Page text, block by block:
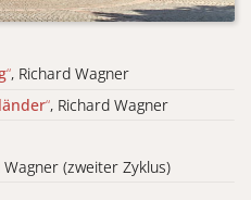
“, Richard Wagner
“, Richard Wagner
Wagner (zweiter Zyklus)